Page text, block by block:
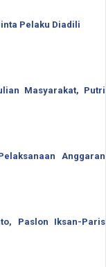
Pelaku Diadili
Masyarakat, Putri
Anggaran
Paslon Iksan-Paris